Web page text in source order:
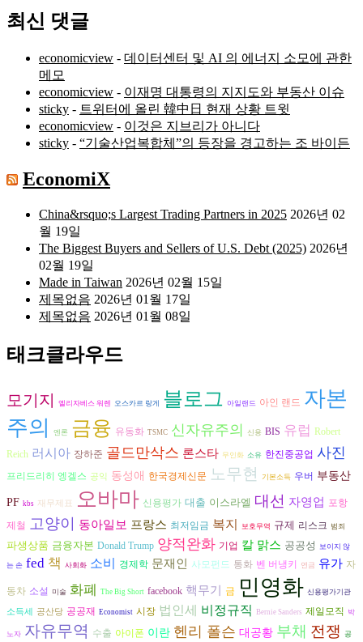
최신 댓글
economicview - 데이터센터 및 AI 의 에너지 소모에 관한
메모
economicview - 이재명 대통령의 지지도와 부동산 이슈
sticky - 트위터에 올린 韓中日 현재 상황 트윗
economicview - 이것은 지브리가 아니다
sticky - “기술산업복합체”의 등장을 경고하는 조 바이든
EconomiX
China&rsquo;s Largest Trading Partners in 2025 2026년 02
월 19일
The Biggest Buyers and Sellers of U.S. Debt (2025) 2026년
02월 19일
Made in Taiwan 2026년 02월 15일
제목없음 2026년 01월 17일
제목없음 2026년 01월 08일
태크클라우드
모기지 엘리자베스 워렌 오스카르 랑게 블로그 아일랜드 아인 랜드 자본
주의
엔론 금융 유동화 TSMC 신자유주의 신용 BIS 유럽 Robert
Reich 러시아 장하준 골드만삭스 론스타 무인화 소유 한진중공업 사진
프리드리히 엥겔스 공익 동성애 한국경제신문 노무현 기본소득 우버 부동산
PF kbs 재무제표 오바마 신용평가 대출 이스라엘 대선 자영업 포항
제철 고양이 동아일보 프랑스 최저임금 복지 보호무역 규제 리스크 범죄
파생상품 금융자본 Donald Trump 양적완화 기업 칼 맑스 공공성 보이지 않
는 손 fed 책 사회화 소비 경제학 문재인 사모펀드 통화 벤 버냉키 연금 유가 자
동차 소설 미술 화폐 The Big Short facebook 핵무기 금 민영화 신용평가기관
소득세 공산당 공공재 Economist 시장 법인세 비정규직 Bernie Sanders 제일모직 박
노자 자유무역 수출 아이폰 이란 헨리 폴슨 대공황 부채 전쟁 공